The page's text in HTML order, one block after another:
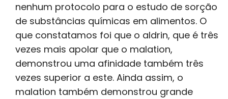
nenhum protocolo para o estudo de sorção
de substâncias químicas em alimentos. O
que constatamos foi que o aldrin, que é três
vezes mais apolar que o malation,
demonstrou uma afinidade também três
vezes superior a este. Ainda assim, o
malation também demonstrou grande